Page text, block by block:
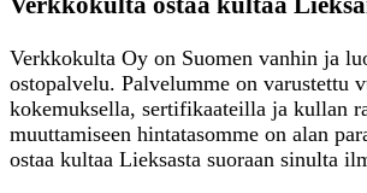
Verkkokulta Oy on Suomen vanhin ja
ostopalvelu. Palvelumme on varustettu
kokemuksella, sertifikaateilla ja kullan
muuttamiseen hintatasomme on alan
ostaa kultaa Lieksasta suoraan sinulta